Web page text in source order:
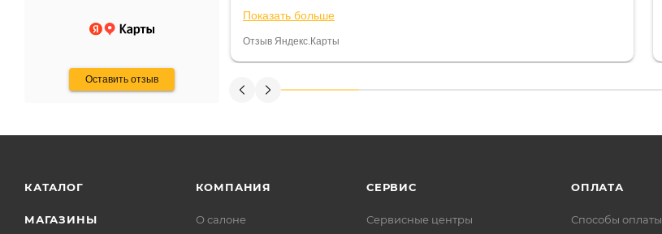
Оставить отзыв
спидометре всегда был 0, при этом представители магазина
постоянно были на связи и в итоге проблема была решена.
Считаю, что это говорит о небезразличии к клиенту после
Показать больше
Отзыв Яндекс.Карты
КАТАЛОГ
МАГАЗИНЫ
КОМПАНИЯ
О салоне
СЕРВИС
Сервисные центры
ОПЛАТА
Способы оплаты